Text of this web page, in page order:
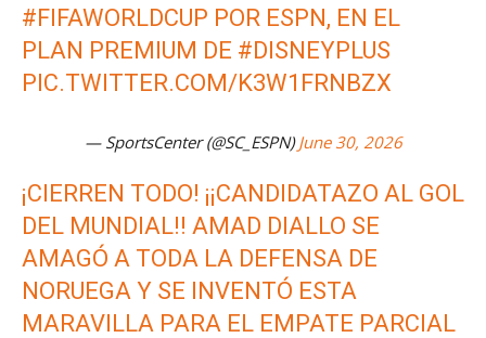
#FIFAWORLDCUP POR ESPN, EN EL
PLAN PREMIUM DE #DISNEYPLUS
PIC.TWITTER.COM/K3W1FRNBZX
— SportsCenter (@SC_ESPN)June 30, 2026
¡CIERREN TODO! ¡¡CANDIDATAZO AL GOL
DEL MUNDIAL!! AMAD DIALLO SE
AMAGÓ A TODA LA DEFENSA DE
NORUEGA Y SE INVENTÓ ESTA
MARAVILLA PARA EL EMPATE PARCIAL